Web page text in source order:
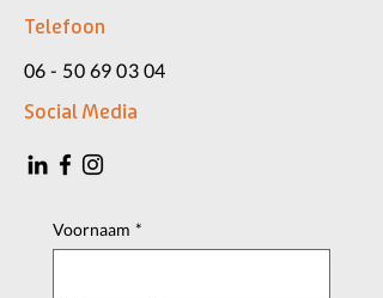
Telefoon
06 - 50 69 03 04
Social Media
Voornaam *